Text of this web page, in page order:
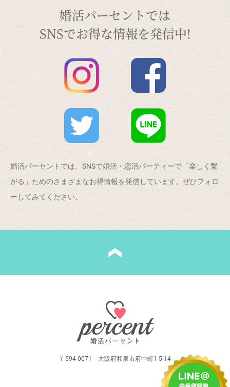
婚活パーセントでは
SNSでお得な情報を発信中!
婚活パーセントでは、SNSで婚活・恋活パーティーで「楽しく繋
がる」ためのさまざまなお得情報を発信しています。ぜひフォロ
ーしてみてください。
〒594-0071 大阪府和泉市府中町1-5-14